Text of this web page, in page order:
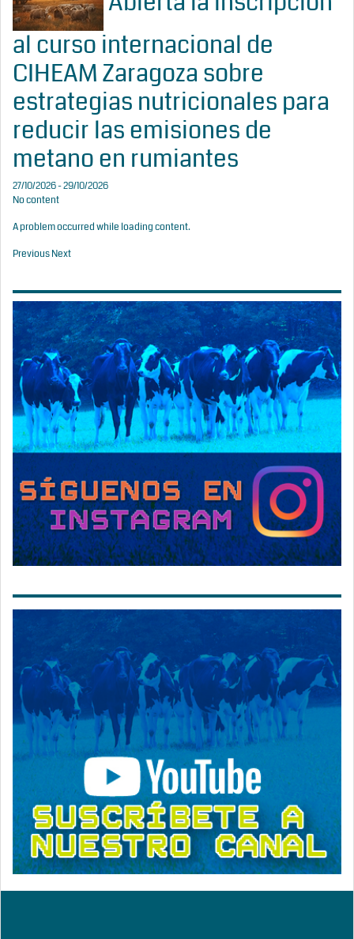
al curso internacional de
CIHEAM Zaragoza sobre
estrategias nutricionales para
reducir las emisiones de
metano en rumiantes
27/10/2026 - 29/10/2026
No content
A problem occurred while loading content.
PreviousNext